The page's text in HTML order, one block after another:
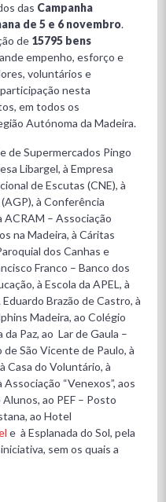
das Campanha
de 5 e 6 novembro.
de 15795 bens
empenho, esforço e
voluntários e
nesta
em todos os
Autónoma da Madeira.
de Supermercados Pingo
Libargel, à Empresa
de Escutas (CNE), à
à Conferência
ACRAM – Associação
na Madeira, à Cáritas
dos Canhas e
Franco – Banco dos
à Escola da APEL, à
Brazão de Castro, à
Madeira, ao Colégio
Paz, ao Lar de Gaula –
de São Vicente de Paulo, à
Casa do Voluntário, à
“Venexos”, aos
ao PEF – Posto
ao Hotel
e à Esplanada do Sol, pela
sem os quais a